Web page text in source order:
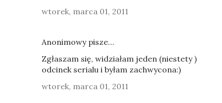
wtorek, marca 01, 2011
Anonimowy pisze…
Zgłaszam się, widziałam jeden (niestety )
odcinek serialu i byłam zachwycona:)
wtorek, marca 01, 2011